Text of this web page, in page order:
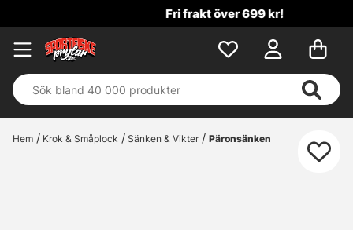
Fri frakt över 699 kr!
Hem Krok & Småplock Sänken & Vikter Päronsänken